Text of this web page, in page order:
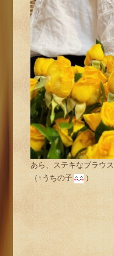
あら、ステキなブラウス
（↑うちの子
）